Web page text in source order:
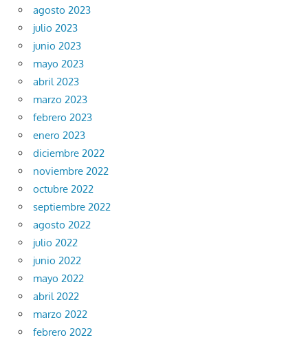
agosto 2023
julio 2023
junio 2023
mayo 2023
abril 2023
marzo 2023
febrero 2023
enero 2023
diciembre 2022
noviembre 2022
octubre 2022
septiembre 2022
agosto 2022
julio 2022
junio 2022
mayo 2022
abril 2022
marzo 2022
febrero 2022